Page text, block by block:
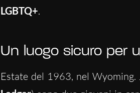
LGBTQ+.
Un luogo sicuro per
Estate del 1963, nel Wyoming.